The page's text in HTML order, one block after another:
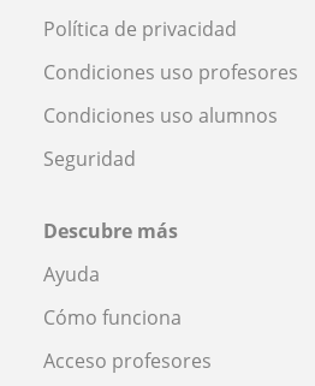
Política de privacidad
Condiciones uso profesores
Condiciones uso alumnos
Seguridad
Descubre más
Ayuda
Cómo funciona
Acceso profesores